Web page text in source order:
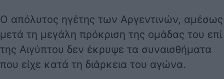
Ο απόλυτος ηγέτης των Αργεντινών, αμέσως
μετά τη μεγάλη πρόκριση της ομάδας του επί
της Αιγύπτου δεν έκρυψε τα συναισθήματα
που είχε κατά τη διάρκεια του αγώνα.